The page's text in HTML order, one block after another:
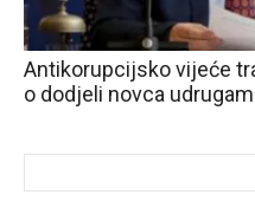
Antikorupcijsko vijeće
o dodjeli novca